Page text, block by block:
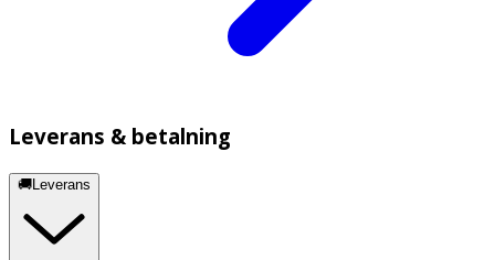
Leverans & betalning
🚚Leverans